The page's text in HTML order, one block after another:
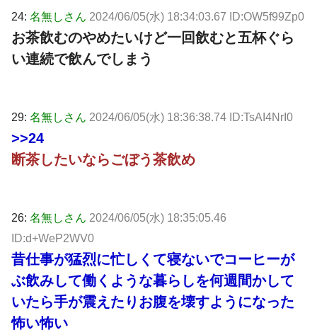
24: 名無しさん 2024/06/05(水) 18:34:03.67 ID:OW5f99Zp0
お茶飲むのやめたいけど一回飲むと五杯ぐら
い連続で飲んでしまう
29: 名無しさん 2024/06/05(水) 18:36:38.74 ID:TsAI4NrI0
>>24
断茶したいならごぼう茶飲め
26: 名無しさん 2024/06/05(水) 18:35:05.46
ID:d+WeP2WV0
昔仕事が猛烈に忙しくて寝ないでコーヒーが
ぶ飲みして働くような暮らしを何週間かして
いたら手が震えたりお腹を壊すようになった
怖い怖い